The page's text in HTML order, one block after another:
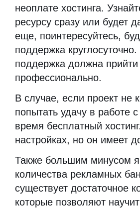
неоплате хостинга.
ресурсу сразу или будет
еще, поинтересуйтесь,
поддержка
поддержка должна
профессионально.
В случае, если проект не
попытать удачу в работе
время бесплатный
настройках, но он имеет
Также большим минусом
количества рекламных
существует достаточное
которые позволяют